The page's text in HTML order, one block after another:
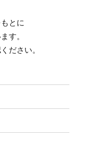
とに
す。
ださい。